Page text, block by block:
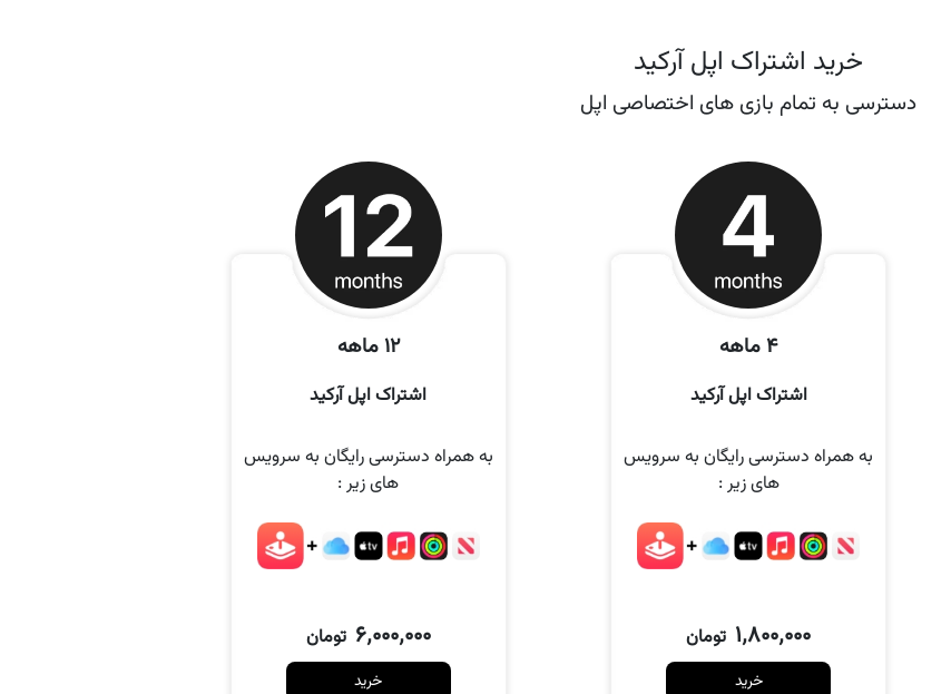
خرید اشتراک اپل آرکید
دسترسی به تمام بازی های اختصاصی اپل
4 ماهه
اشتراک اپل آرکید
به همراه دسترسی رایگان به سرویس
های زیر :
1٬800٬000 تومان
خرید
12 ماهه
اشتراک اپل آرکید
به همراه دسترسی رایگان به سرویس
های زیر :
6٬000٬000 تومان
خرید